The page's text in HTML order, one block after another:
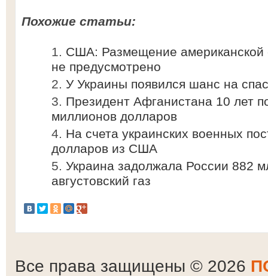
Похожие статьи:
США: Размещение
не предусмотрено
У Украины появился шанс на
Президент Афганистана 10 лет
миллионов долларов
На счета украинских военных
долларов из США
Украина задолжала России 882
августовский газ
Все права защищены © 2026